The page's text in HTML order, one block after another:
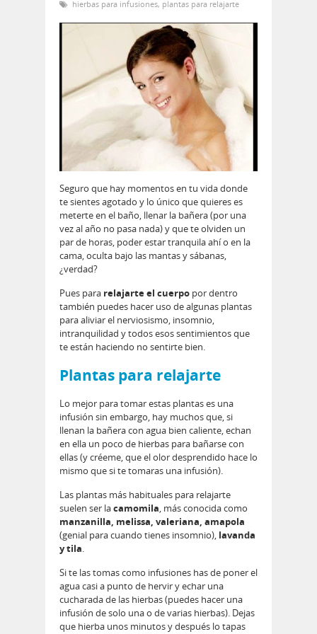
hierbas para infusiones, plantas para relajarte
Seguro que hay momentos en tu vida donde
te sientes agotado y lo único que quieres es
meterte en el baño, llenar la bañera (por una
vez al año no pasa nada) y que te olviden un
par de horas, poder estar tranquila ahí o en la
cama, oculta bajo las mantas y sábanas,
¿verdad?
Pues para relajarte el cuerpo por dentro
también puedes hacer uso de algunas plantas
para aliviar el nerviosismo, insomnio,
intranquilidad y todos esos sentimientos que
te están haciendo no sentirte bien.
Plantas para relajarte
Lo mejor para tomar estas plantas es una
infusión sin embargo, hay muchos que, si
llenan la bañera con agua bien caliente, echan
en ella un poco de hierbas para bañarse con
ellas (y créeme, que el olor desprendido hace lo
mismo que si te tomaras una infusión).
Las plantas más habituales para relajarte
suelen ser lacamomila, más conocida como
manzanilla, melissa, valeriana, amapola
(genial para cuando tienes insomnio), lavanda
y tila.
Si te las tomas como infusiones has de poner el
agua casi a punto de hervir y echar una
cucharada de las hierbas (puedes hacer una
infusión de solo una o de varias hierbas). Dejas
que hierba unos minutos y después lo tapas